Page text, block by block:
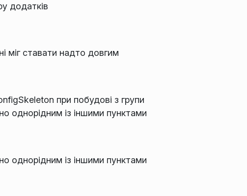
додатків
міг ставати надто довгим
при побудові з групи
однорідним із іншими пунктами
однорідним із іншими пунктами